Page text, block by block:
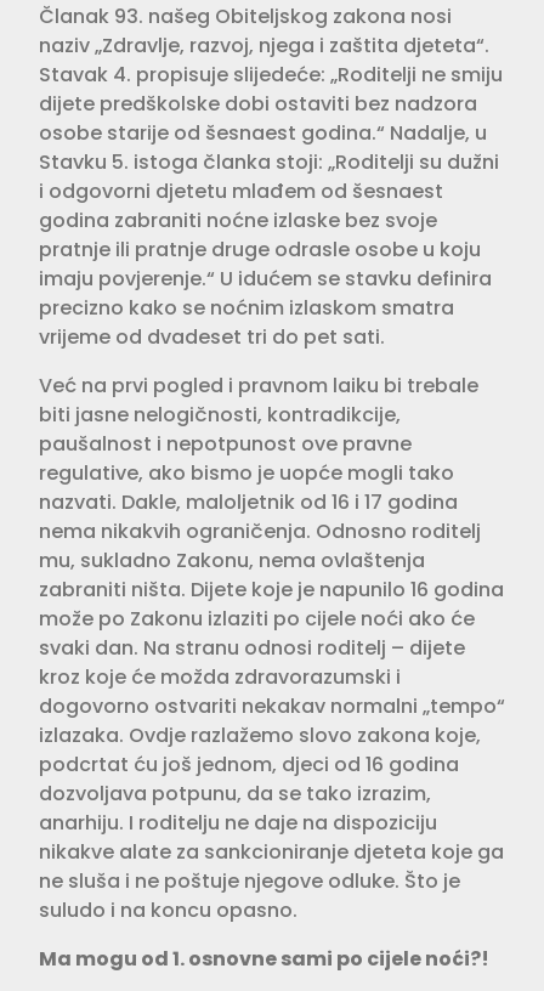
Članak 93. našeg Obiteljskog zakona nosi
naziv „Zdravlje, razvoj, njega i zaštita djeteta“.
Stavak 4. propisuje slijedeće: „Roditelji ne smiju
dijete predškolske dobi ostaviti bez nadzora
osobe starije od šesnaest godina.“ Nadalje, u
Stavku 5. istoga članka stoji: „Roditelji su dužni
i odgovorni djetetu mlađem od šesnaest
godina zabraniti noćne izlaske bez svoje
pratnje ili pratnje druge odrasle osobe u koju
imaju povjerenje.“ U idućem se stavku definira
precizno kako se noćnim izlaskom smatra
vrijeme od dvadeset tri do pet sati.
Već na prvi pogled i pravnom laiku bi trebale
biti jasne nelogičnosti, kontradikcije,
paušalnost i nepotpunost ove pravne
regulative, ako bismo je uopće mogli tako
nazvati. Dakle, maloljetnik od 16 i 17 godina
nema nikakvih ograničenja. Odnosno roditelj
mu, sukladno Zakonu, nema ovlaštenja
zabraniti ništa. Dijete koje je napunilo 16 godina
može po Zakonu izlaziti po cijele noći ako će
svaki dan. Na stranu odnosi roditelj – dijete
kroz koje će možda zdravorazumski i
dogovorno ostvariti nekakav normalni „tempo“
izlazaka. Ovdje razlažemo slovo zakona koje,
podcrtat ću još jednom, djeci od 16 godina
dozvoljava potpunu, da se tako izrazim,
anarhiju. I roditelju ne daje na dispoziciju
nikakve alate za sankcioniranje djeteta koje ga
ne sluša i ne poštuje njegove odluke. Što je
suludo i na koncu opasno.
Ma mogu od 1. osnovne sami po cijele noći?!